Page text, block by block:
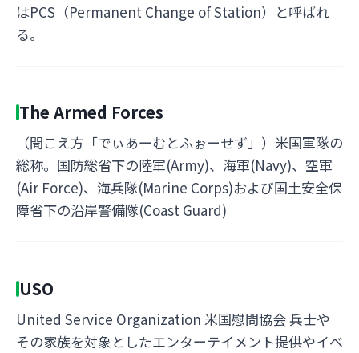
はPCS（Permanent Change of Station）と呼ばれ
る。
The Armed Forces
（聞こえ方「でぃあーむとふぉーせず」）米国軍隊の
総称。国防総省下の陸軍(Army)、海軍(Navy)、空軍
(Air Force)、海兵隊(Marine Corps)および国土安全保
障省下の沿岸警備隊(Coast Guard)
USO
United Service Organization 米国慰問協会 兵士や
その家族を対象としたエンターテイメント提供やイベ